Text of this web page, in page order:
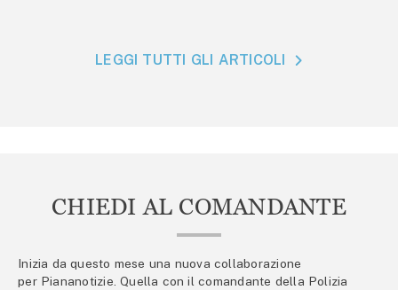
LEGGI TUTTI GLI ARTICOLI
CHIEDI AL COMANDANTE
Inizia da questo mese una nuova collaborazione
per Piananotizie. Quella con il comandante della Polizia